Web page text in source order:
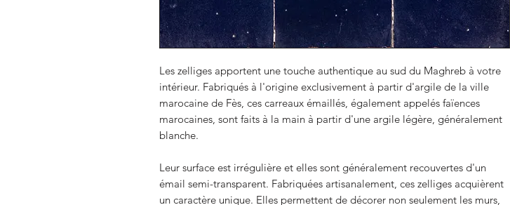
Les zelliges apportent une touche authentique au sud du Maghreb à votre
intérieur. Fabriqués à l'origine exclusivement à partir d'argile de la ville
marocaine de Fès, ces carreaux émaillés, également appelés faïences
marocaines, sont faits à la main à partir d'une argile légère, généralement
blanche.
Leur surface est irrégulière et elles sont généralement recouvertes d'un
émail semi-transparent. Fabriquées artisanalement, ces zelliges acquièrent
un caractère unique. Elles permettent de décorer non seulement les murs,